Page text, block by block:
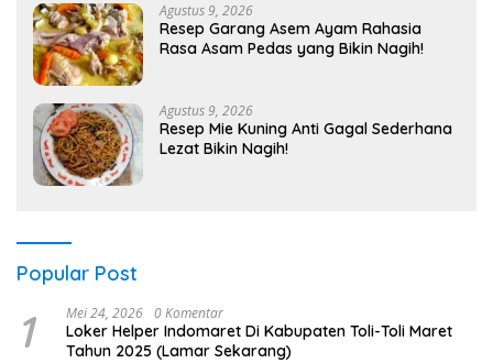
Agustus 9, 2026
Resep Garang Asem Ayam Rahasia
Rasa Asam Pedas yang Bikin Nagih!
Agustus 9, 2026
Resep Mie Kuning Anti Gagal Sederhana
Lezat Bikin Nagih!
Popular Post
1 Mei 24, 2026 0 Komentar
Loker Helper Indomaret Di Kabupaten Toli-Toli Maret
Tahun 2025 (Lamar Sekarang)